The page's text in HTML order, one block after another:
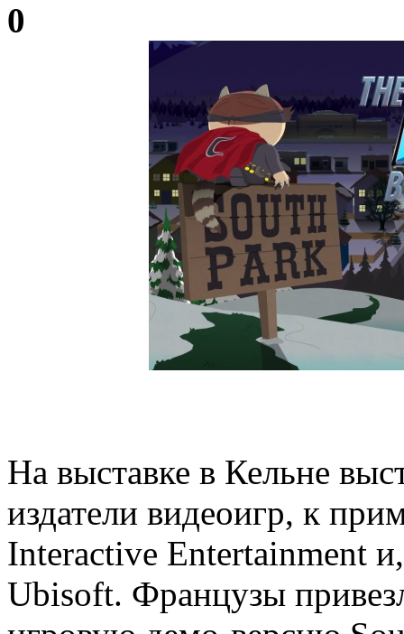
0
На выставке в Кельне
издатели видеоигр, к
Interactive Entertainment
Ubisoft. Французы